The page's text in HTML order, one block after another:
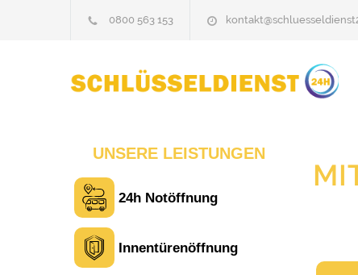
0800 563 153
UNSERE LEISTUNGEN
24h Notöffnung
Innentürenöffnung